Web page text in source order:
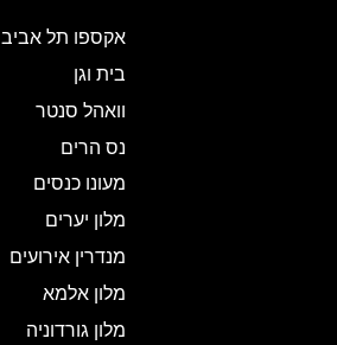
אקספו תל אביב
בית וגן
וואהל סנטר
נס הרים
מעונו כנסים
מלון יערים
מנדרין אירועים
מלון אלמא
מלון גורדוניה